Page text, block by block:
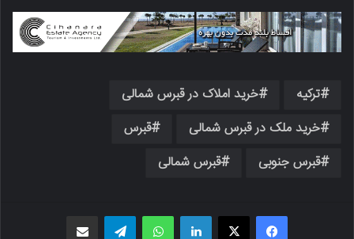
ترکیه
خرید املاک در قبرس شمالی
خرید ملک در قبرس شمالی
قبرس
قبرس جنوبی
قبرس شمالی
فیسبوک X لینکدین واتس اپ